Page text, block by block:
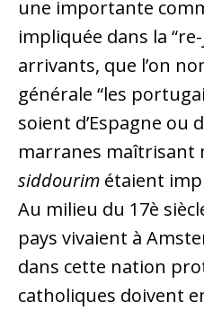
une importante
impliquée dans la
arrivants, que l’on
générale “les
soient d’Espagne ou
marranes maîtrisant
siddourim étaient
Au milieu du 17è
pays vivaient à
dans cette nation
catholiques doivent